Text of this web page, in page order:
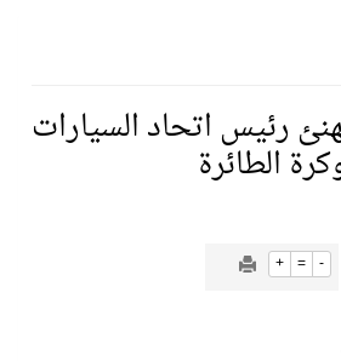
الكوكب
رئيس اتحاد السيارات
الطائرة
+ = -